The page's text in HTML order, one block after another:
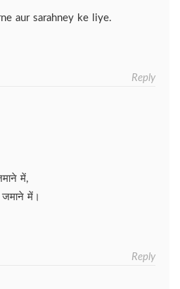
aur sarahney ke liye.
Reply
में,
जमाने में।
Reply